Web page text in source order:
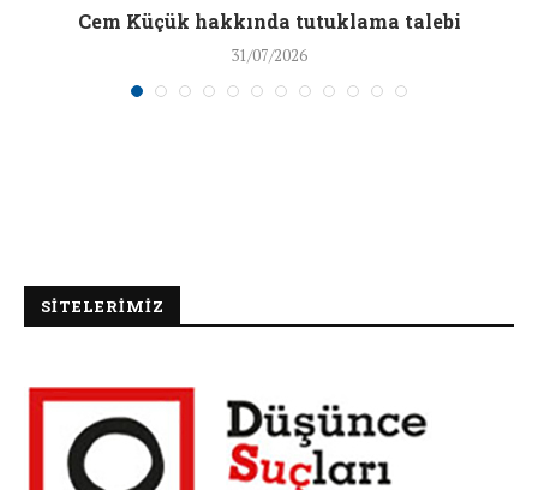
Cem Küçük hakkında tutuklama talebi
31/07/2026
SİTELERİMİZ